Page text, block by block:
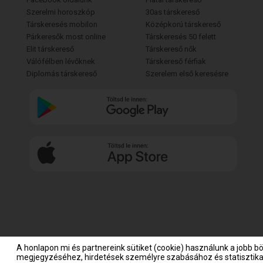
Szerelmi horoszkóp
Társkeresés mobilon
Párkeresők most online
Elit társkereső
Válófélben lévőknek
Diplomás társkereső
30as társkereső
Középkorú társkereső
Társkeresés 50 felett
Társkereső nők
Társkereső férfiak
Szerelem első keresésre
A honlapon mi és partnereink sütiket (cookie) használunk a jobb
megjegyzéséhez, hirdetések személyre szabásához és